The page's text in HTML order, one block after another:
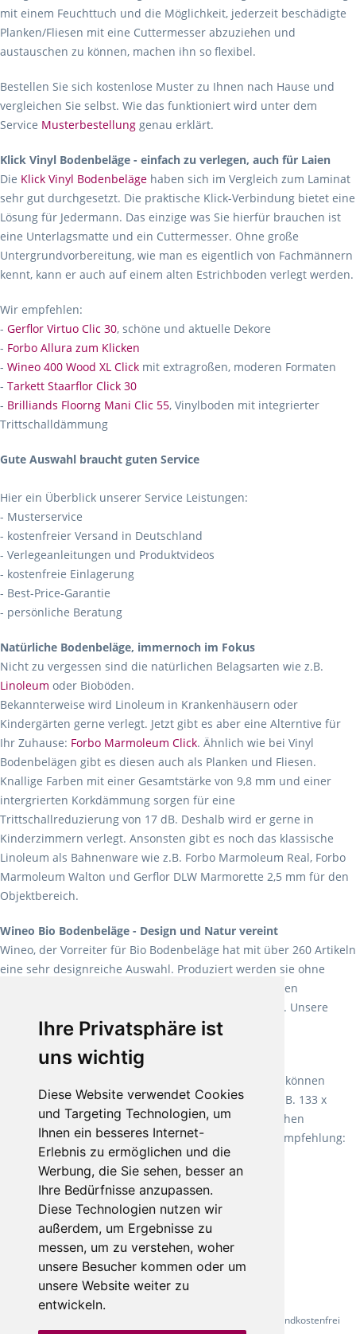
Ihre Privatsphäre ist
uns wichtig
Diese Website verwendet Cookies
und Targeting Technologien, um
Ihnen ein besseres Internet-
Erlebnis zu ermöglichen und die
Werbung, die Sie sehen, besser an
Ihre Bedürfnisse anzupassen.
Diese Technologien nutzen wir
außerdem, um Ergebnisse zu
messen, um zu verstehen, woher
unsere Besucher kommen oder um
unsere Website weiter zu
entwickeln.
mit einem Feuchttuch und die Möglichkeit, jederzeit beschädigte
Planken/Fliesen mit eine Cuttermesser abzuziehen und
austauschen zu können, machen ihn so flexibel.
Bestellen Sie sich kostenlose Muster zu Ihnen nach Hause und
vergleichen Sie selbst. Wie das funktioniert wird unter dem
Service Musterbestellung genau erklärt.
Klick Vinyl Bodenbeläge - einfach zu verlegen, auch für Laien
Die Klick Vinyl Bodenbeläge haben sich im Vergleich zum Laminat
sehr gut durchgesetzt. Die praktische Klick-Verbindung bietet eine
Lösung für Jedermann. Das einzige was Sie hierfür brauchen ist
eine Unterlagsmatte und ein Cuttermesser. Ohne große
Untergrundvorbereitung, wie man es eigentlich von Fachmännern
kennt, kann er auch auf einem alten Estrichboden verlegt werden.
Wir empfehlen:
- Gerflor Virtuo Clic 30, schöne und aktuelle Dekore
- Forbo Allura zum Klicken
- Wineo 400 Wood XL Click mit extragroßen, moderen Formaten
- Tarkett Staarflor Click 30
- Brilliands Floorng Mani Clic 55, Vinylboden mit integrierter
Trittschalldämmung
Gute Auswahl braucht guten Service
Hier ein Überblick unserer Service Leistungen:
- Musterservice
- kostenfreier Versand in Deutschland
- Verlegeanleitungen und Produktvideos
- kostenfreie Einlagerung
- Best-Price-Garantie
- persönliche Beratung
Natürliche Bodenbeläge, immernoch im Fokus
Nicht zu vergessen sind die natürlichen Belagsarten wie z.B.
Linoleum oder Bioböden.
Bekannterweise wird Linoleum in Krankenhäusern oder
Kindergärten gerne verlegt. Jetzt gibt es aber eine Alterntive für
Ihr Zuhause: Forbo Marmoleum Click. Ähnlich wie bei Vinyl
Bodenbelägen gibt es diesen auch als Planken und Fliesen.
Knallige Farben mit einer Gesamtstärke von 9,8 mm und einer
intergrierten Korkdämmung sorgen für eine
Trittschallreduzierung von 17 dB. Deshalb wird er gerne in
Kinderzimmern verlegt. Ansonsten gibt es noch das klassische
Linoleum als Bahnenware wie z.B. Forbo Marmoleum Real, Forbo
Marmoleum Walton und Gerflor DLW Marmorette 2,5 mm für den
Objektbereich.
Wineo Bio Bodenbeläge - Design und Natur vereint
Wineo, der Vorreiter für Bio Bodenbeläge hat mit über 260 Artikeln
eine sehr designreiche Auswahl. Produziert werden sie ohne
Weichmacher und Lösungsmittel. Mit allen verfügbaren
Verlegearten ist er für jegliche Bauvorhaben attraktiv. Unsere
Empfehlung:Wineo 1000 Multi Layer XXL.
Teppiche für ein angenehmes Laufgefühl
machen es schon lange vor. Sie können
Teppich in Ihrem gewünschten Sondermaß kaufen, z.B. 133 x
60cm. Vor allem in Schlafzimmern aufgrund der weichen
Oberfläche ein sehr beliebter Zusatzboden. Unsere Empfehlung:
Fletco Fluffy und Fletco Hermelin
* Alle Preise inkl. gesetzl. Mehrwertsteuer - Alle Artikel versandkostenfrei